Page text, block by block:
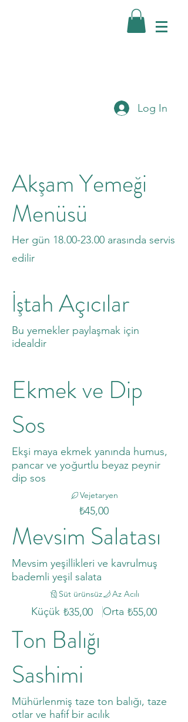
Log In
Akşam Yemeği
Menüsü
Her gün 18.00-23.00 arasında servis
edilir
İştah Açıcılar
Bu yemekler paylaşmak için
idealdir
Ekmek ve Dip
Sos
Ekşi maya ekmek yanında humus,
pancar ve yoğurtlu beyaz peynir
dip sos
₺45,00
Vejetaryen
Mevsim Salatası
Mevsim yeşillikleri ve kavrulmuş
bademli yeşil salata
Küçük ₺35,00 Orta ₺55,00
Süt ürünsüz Az Acılı
Ton Balığı
Sashimi
Mühürlenmiş taze ton balığı, taze
otlar ve hafif bir acılık